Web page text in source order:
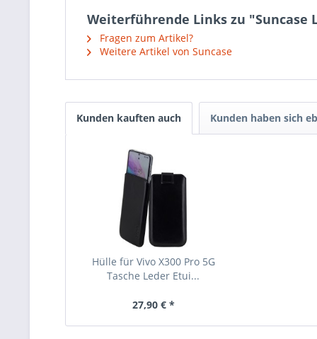
Weiterführende Links zu "Suncase
Fragen zum Artikel?
Weitere Artikel von Suncase
Kunden kauften auch Kunden haben sich
Hülle für Vivo X300 Pro 5G
Tasche Leder Etui...
27,90 € *